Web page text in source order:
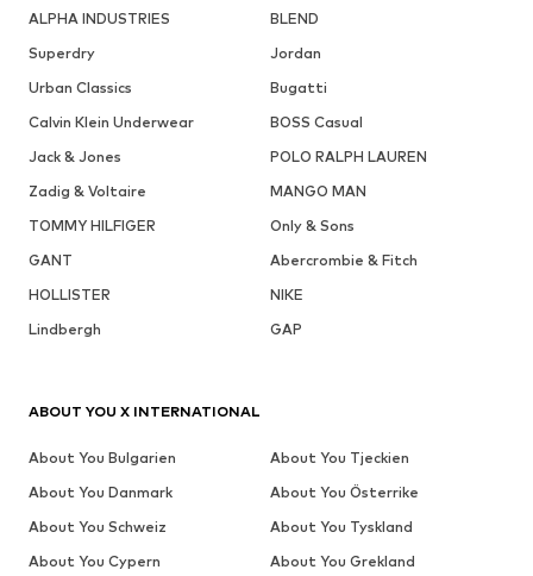
ALPHA INDUSTRIES
BLEND
Superdry
Jordan
Urban Classics
Bugatti
Calvin Klein Underwear
BOSS Casual
Jack & Jones
POLO RALPH LAUREN
Zadig & Voltaire
MANGO MAN
TOMMY HILFIGER
Only & Sons
GANT
Abercrombie & Fitch
HOLLISTER
NIKE
Lindbergh
GAP
ABOUT YOU X INTERNATIONAL
About You Bulgarien
About You Tjeckien
About You Danmark
About You Österrike
About You Schweiz
About You Tyskland
About You Cypern
About You Grekland